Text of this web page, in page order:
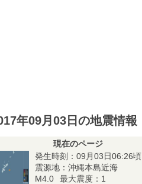
年09月03日の地震情報
現在のページ
発生時刻：09月03日06:26頃
震源地：沖縄本島近海
M4.0
最大震度：1